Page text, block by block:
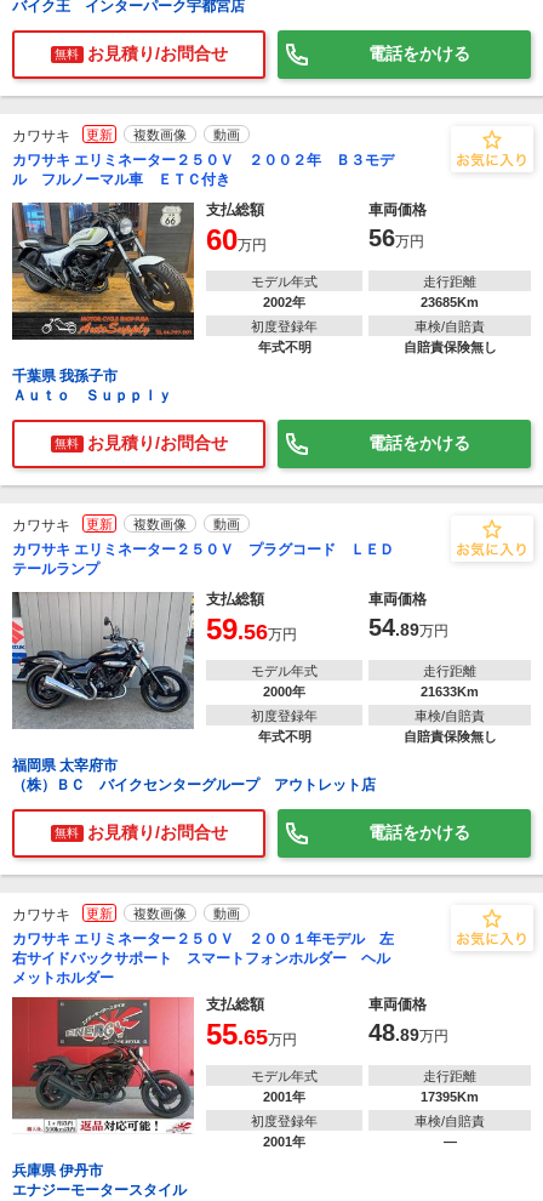
バイク王 インターパーク宇都宮店
無料 お見積り/お問合せ 電話をかける
カワサキ 更新 複数画像 動画
カワサキ エリミネーター２５０Ｖ ２００２年 Ｂ３モデ
ル フルノーマル車 ＥＴＣ付き
支払総額
車両価格
60万円 56万円
モデル年式
2002年
走行距離
23685Km
初度登録年
年式不明
車検/自賠責
自賠責保険無し
千葉県 我孫子市
Ａｕｔｏ Ｓｕｐｐｌｙ
無料 お見積り/お問合せ 電話をかける
カワサキ 更新 複数画像 動画
カワサキ エリミネーター２５０Ｖ プラグコード ＬＥＤ
テールランプ
支払総額
車両価格
59.56万円 54.89万円
モデル年式
2000年
走行距離
21633Km
初度登録年
年式不明
車検/自賠責
自賠責保険無し
福岡県 太宰府市
（株）ＢＣ バイクセンターグループ アウトレット店
無料 お見積り/お問合せ 電話をかける
カワサキ 更新 複数画像 動画
カワサキ エリミネーター２５０Ｖ ２００１年モデル 左
右サイドバックサポート スマートフォンホルダー ヘル
メットホルダー
支払総額
車両価格
55.65万円 48.89万円
モデル年式
2001年
走行距離
17395Km
初度登録年
2001年
車検/自賠責
―
兵庫県 伊丹市
エナジーモータースタイル